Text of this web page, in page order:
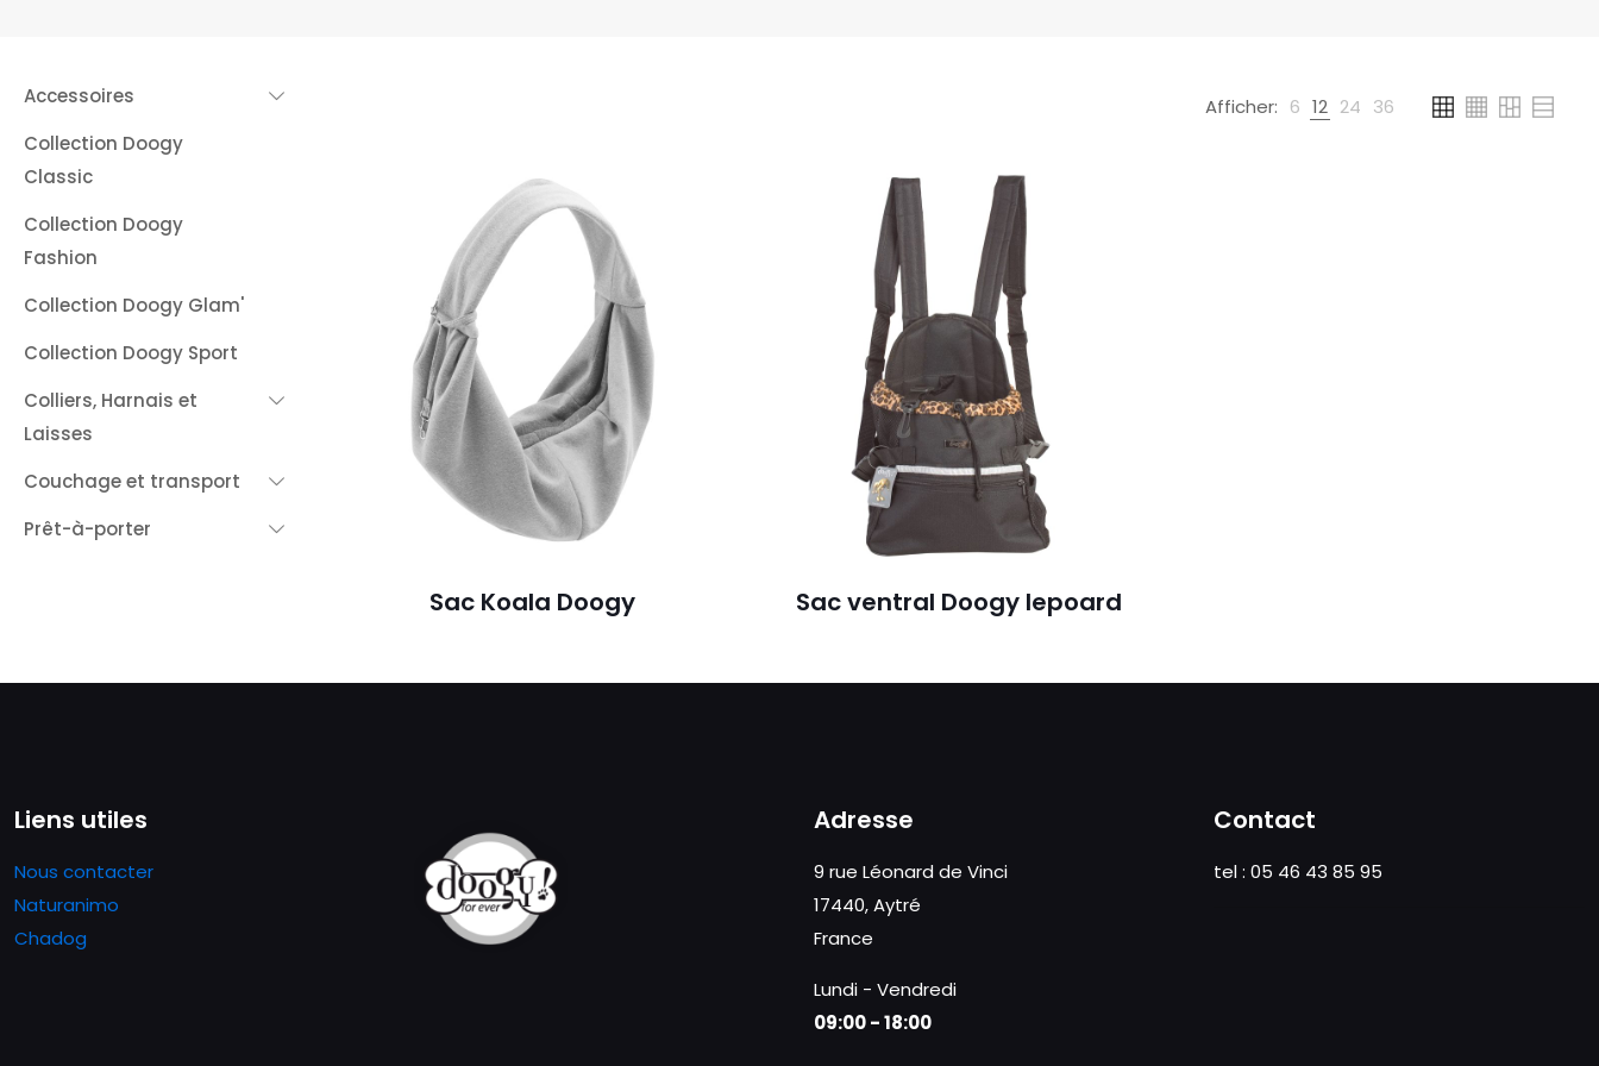
Afficher: 6 12 24 36
Sac Koala Doogy Sac ventral Doogy lepoard
Accessoires
Collection Doogy
Classic
Collection Doogy
Fashion
Collection Doogy Glam'
Collection Doogy Sport
Colliers, Harnais et
Laisses
Couchage et transport
Prêt-à-porter
Liens utiles
Nous contacter
Naturanimo
Chadog
Adresse
9 rue Léonard de Vinci
17440, Aytré
France
Lundi - Vendredi
09:00 - 18:00
Contact
tel : 05 46 43 85 95